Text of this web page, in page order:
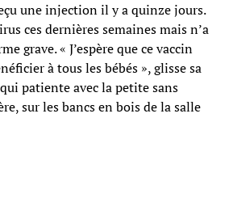
une injection il y a quinze jours.
ces dernières semaines mais n’a
grave. « J’espère que ce vaccin
à tous les bébés », glisse sa
patiente avec la petite sans
sur les bancs en bois de la salle